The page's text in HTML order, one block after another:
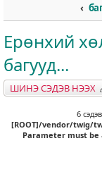
Ерөнхий
багууд...
ШИНЭ СЭДЭВ НЭЭХ
6 сэдэв
[ROOT]/vendor/twig/
Parameter must